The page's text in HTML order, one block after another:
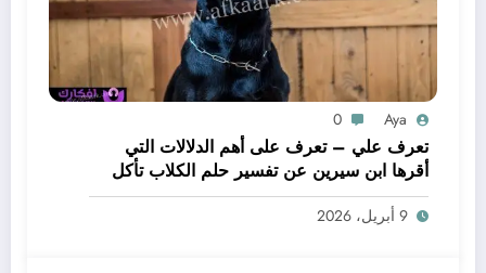
Aya
0
تعرف علي – تعرف على أهم الدلالات التي
أقرها ابن سيرين عن تفسير حلم الكلاب تأكل
لحم – بالتفصيل
9 أبريل، 2026